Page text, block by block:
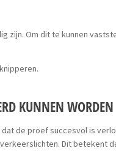
zijn. Om dit te kunnen
KUNNEN WORDEN
de proef succesvol is
Dit betekent